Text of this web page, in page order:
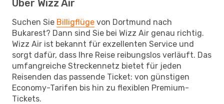
Über Wizz Air
Suchen Sie Billigflüge von Dortmund nach
Bukarest? Dann sind Sie bei Wizz Air genau richtig.
Wizz Air ist bekannt für exzellenten Service und
sorgt dafür, dass Ihre Reise reibungslos verläuft. Das
umfangreiche Streckennetz bietet für jeden
Reisenden das passende Ticket: von günstigen
Economy-Tarifen bis hin zu flexiblen Premium-
Tickets.